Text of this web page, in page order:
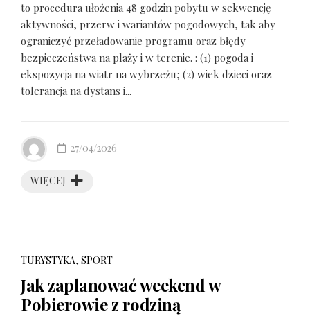
to procedura ułożenia 48 godzin pobytu w sekwencję
aktywności, przerw i wariantów pogodowych, tak aby
ograniczyć przeładowanie programu oraz błędy
bezpieczeństwa na plaży i w terenie. : (1) pogoda i
ekspozycja na wiatr na wybrzeżu; (2) wiek dzieci oraz
tolerancja na dystans i...
WIĘCEJ
27/04/2026
TURYSTYKA, SPORT
Jak zaplanować weekend w
Pobierowie z rodziną